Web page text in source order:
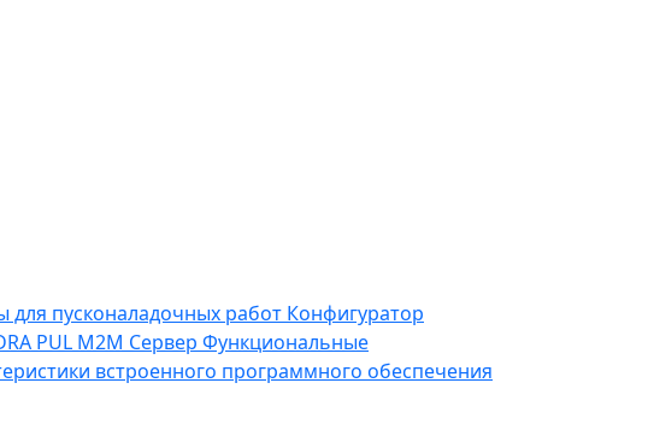
пусконаладочных работ Конфигуратор
PUL M2M Сервер Функциональные
встроенного программного обеспечения